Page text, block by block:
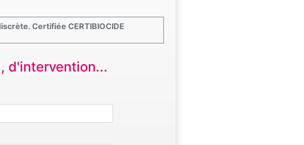
Certifiée CERTIBIOCIDE
d'intervention...